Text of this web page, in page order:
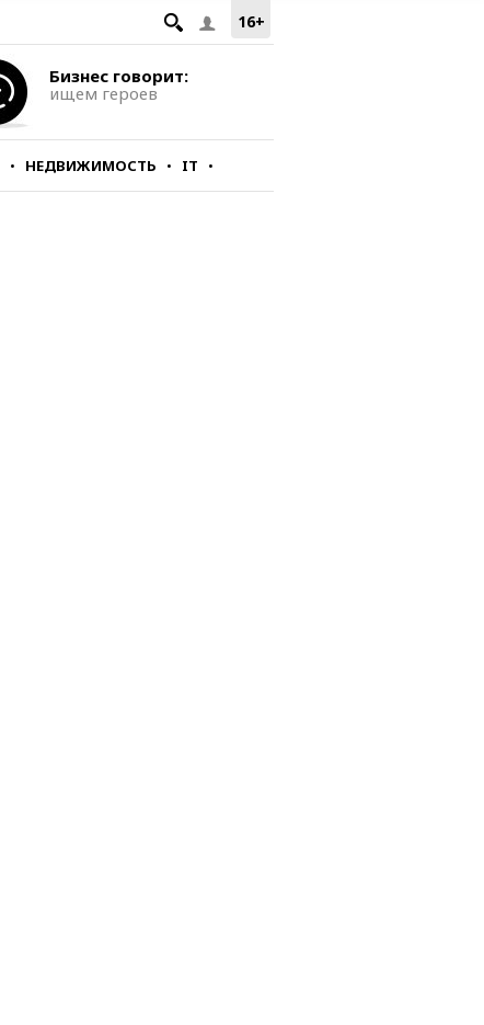
16+
Бизнес говорит:
ищем героев
НЕДВИЖИМОСТЬ IT